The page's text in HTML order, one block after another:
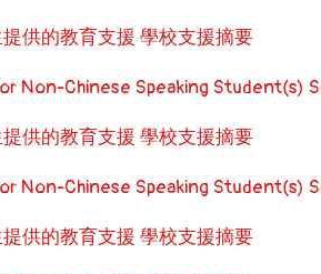
供的教育支援 學校支援摘要
Non-Chinese Speaking Student(s)
供的教育支援 學校支援摘要
Non-Chinese Speaking Student(s)
供的教育支援 學校支援摘要